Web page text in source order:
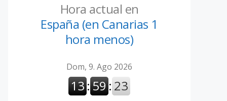
Hora actual en
España (en Canarias 1
hora menos)